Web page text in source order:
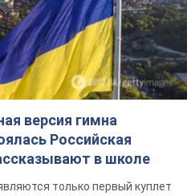
версия гимна
Российская
в школе
только первый куплет